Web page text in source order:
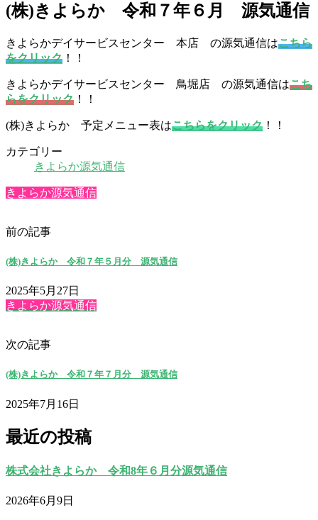
(株)きよらか 令和７年６月 源気通信
きよらかデイサービスセンター 本店 の源気通信はこちら
をクリック ！！
きよらかデイサービスセンター 鳥堀店 の源気通信はこち
らをクリック ！！
(株)きよらか 予定メニュー表はこちらをクリック ！！
カテゴリー
きよらか源気通信
きよらか源気通信
前の記事
(株)きよらか 令和７年５月分 源気通信
2025年5月27日
きよらか源気通信
次の記事
(株)きよらか 令和７年７月分 源気通信
2025年7月16日
最近の投稿
株式会社きよらか 令和8年６月分源気通信
2026年6月9日